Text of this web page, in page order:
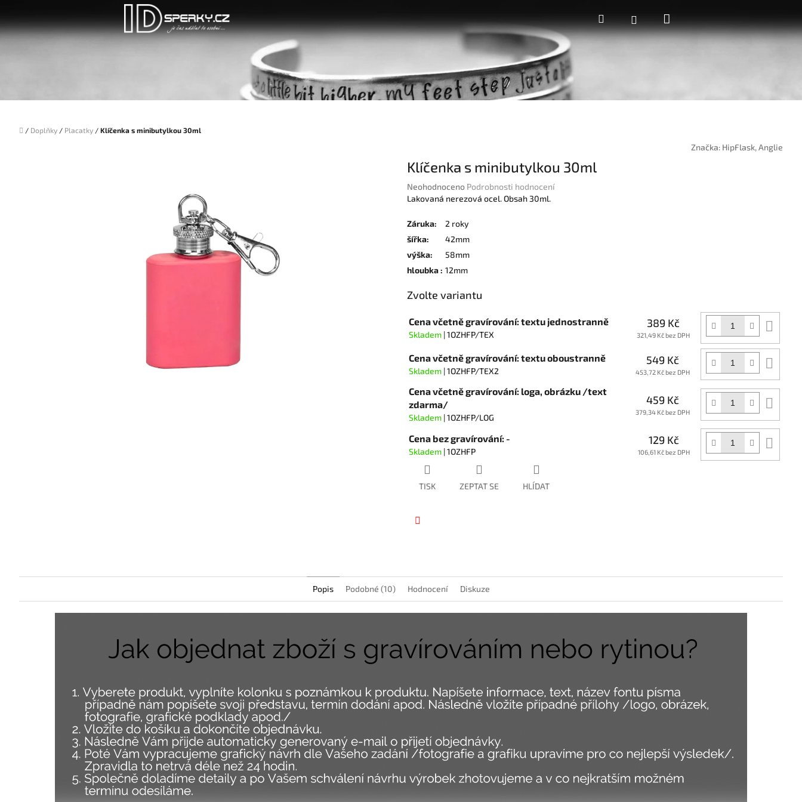
obsah
HledatPřihlášeníNákupní
košík
Domů
/ Doplňky / Placatky / Klíčenka s minibutylkou 30ml
Značka: HipFlask, Anglie
Klíčenka s minibutylkou 30ml
Průměrné
hodnocení
je
0,0
z
5
hvězdiček.
Neohodnoceno Podrobnosti hodnocení
Lakovaná nerezová ocel. Obsah 30ml.
Záruka:
2 roky
šířka:
42mm
výška:
58mm
hloubka: 12mm
Zvolte variantu
Cena včetně gravírování: textu jednostranně
Skladem | 1OZHFP/TEX
389 Kč
321,49 Kč bez DPH
Cena včetně gravírování: textu oboustranně
Skladem | 1OZHFP/TEX2
549 Kč
453,72 Kč bez DPH
Cena včetně gravírování: loga, obrázku /text
zdarma/
Skladem | 1OZHFP/LOG
459 Kč
379,34 Kč bez DPH
Cena bez gravírování: -
Skladem | 1OZHFP
129 Kč
106,61 Kč bez DPH
TISK ZEPTAT SE HLÍDAT
Popis Podobné (10) Hodnocení Diskuze